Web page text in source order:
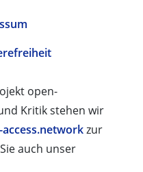
open-
Kritik stehen wir
zur
auch unser